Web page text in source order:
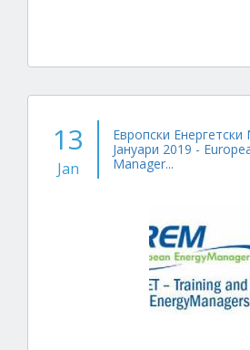
13
Jan
Европски
Јануари 2019 -
Manager...